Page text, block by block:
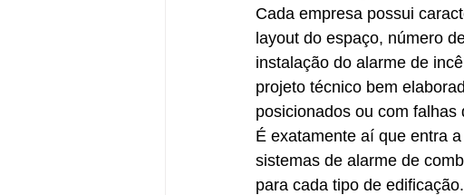
Cada empresa possui
layout do espaço, número
instalação do alarme de
projeto técnico bem
posicionados ou com
É exatamente aí que entra
sistemas de alarme de
para cada tipo de